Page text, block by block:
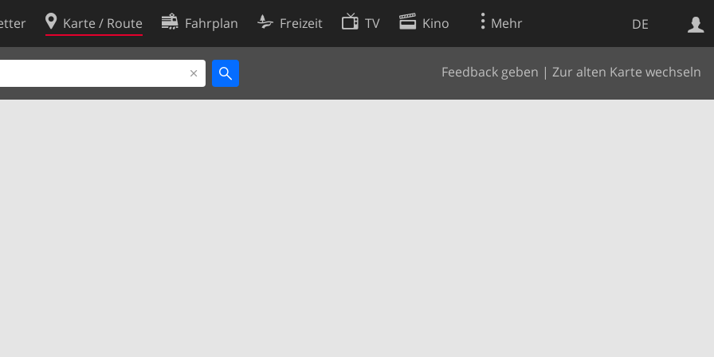
DE
Karte / Route Fahrplan Freizeit TV Kino Mehr
Feedback geben | Zur alten Karte wechseln
Websuche
Cookie-Richtlinie
Cookie-Einstellungen